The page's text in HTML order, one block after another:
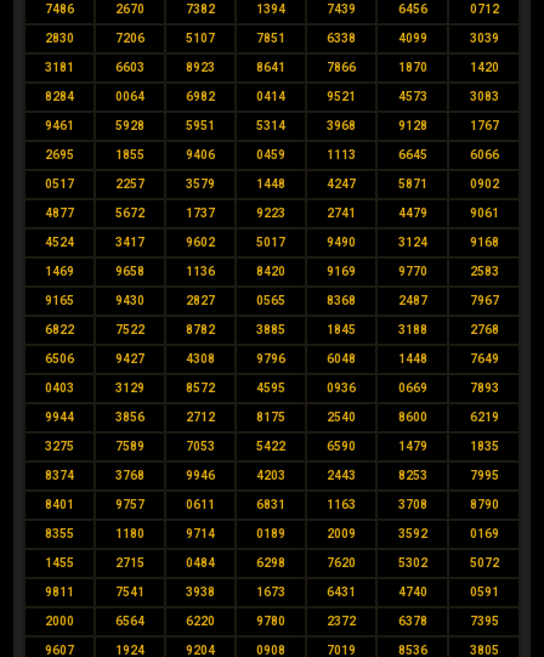
7486 2670 7382 1394 7439 6456 0712
2830 7206 5107 7851 6338 4099 3039
3181 6603 8923 8641 7866 1870 1420
8284 0064 6982 0414 9521 4573 3083
9461 5928 5951 5314 3968 9128 1767
2695 1855 9406 0459 1113 6645 6066
0517 2257 3579 1448 4247 5871 0902
4877 5672 1737 9223 2741 4479 9061
4524 3417 9602 5017 9490 3124 9168
1469 9658 1136 8420 9169 9770 2583
9165 9430 2827 0565 8368 2487 7967
6822 7522 8782 3885 1845 3188 2768
6506 9427 4308 9796 6048 1448 7649
0403 3129 8572 4595 0936 0669 7893
9944 3856 2712 8175 2540 8600 6219
3275 7589 7053 5422 6590 1479 1835
8374 3768 9946 4203 2443 8253 7995
8401 9757 0611 6831 1163 3708 8790
8355 1180 9714 0189 2009 3592 0169
1455 2715 0484 6298 7620 5302 5072
9811 7541 3938 1673 6431 4740 0591
2000 6564 6220 9780 2372 6378 7395
9607 1924 9204 0908 7019 8536 3805